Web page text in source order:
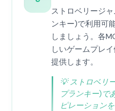
ストロベリージ
ンキー)で利用可
しましょう。各
しいゲームプレ
提供します。
💡ストロベリ
プランキー)で
ピレーション